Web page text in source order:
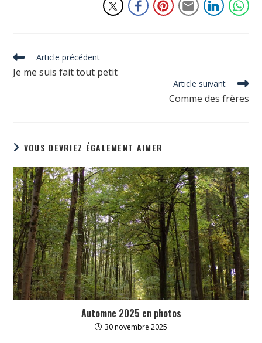
Read
more
articles
Article précédent
Je me suis fait tout petit
Article suivant
Comme des frères
VOUS DEVRIEZ ÉGALEMENT AIMER
Automne 2025 en photos
30 novembre 2025